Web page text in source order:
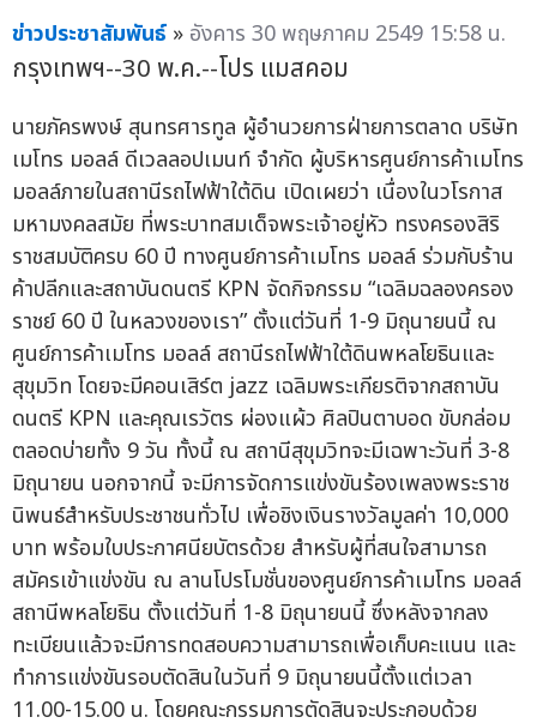
ข่าวประชาสัมพันธ์ » อังคาร 30 พฤษภาคม 2549 15:58 น.
กรุงเทพฯ--30 พ.ค.--โปร แมสคอม
นายภัครพงษ์ สุนทรศารทูล ผู้อำนวยการฝ่ายการตลาด บริษัท
เมโทร มอลล์ ดีเวลลอปเมนท์ จำกัด ผู้บริหารศูนย์การค้าเมโทร
มอลล์ภายในสถานีรถไฟฟ้าใต้ดิน เปิดเผยว่า เนื่องในวโรกาส
มหามงคลสมัย ที่พระบาทสมเด็จพระเจ้าอยู่หัว ทรงครองสิริ
ราชสมบัติครบ 60 ปี ทางศูนย์การค้าเมโทร มอลล์ ร่วมกับร้าน
ค้าปลีกและสถาบันดนตรี KPN จัดกิจกรรม “เฉลิมฉลองครอง
ราชย์ 60 ปี ในหลวงของเรา” ตั้งแต่วันที่ 1-9 มิถุนายนนี้ ณ
ศูนย์การค้าเมโทร มอลล์ สถานีรถไฟฟ้าใต้ดินพหลโยธินและ
สุขุมวิท โดยจะมีคอนเสิร์ต jazz เฉลิมพระเกียรติจากสถาบัน
ดนตรี KPN และคุณเรวัตร ผ่องแผ้ว ศิลปินตาบอด ขับกล่อม
ตลอดบ่ายทั้ง 9 วัน ทั้งนี้ ณ สถานีสุขุมวิทจะมีเฉพาะวันที่ 3-8
มิถุนายน นอกจากนี้ จะมีการจัดการแข่งขันร้องเพลงพระราช
นิพนธ์สำหรับประชาชนทั่วไป เพื่อชิงเงินรางวัลมูลค่า 10,000
บาท พร้อมใบประกาศนียบัตรด้วย สำหรับผู้ที่สนใจสามารถ
สมัครเข้าแข่งขัน ณ ลานโปรโมชั่นของศูนย์การค้าเมโทร มอลล์
สถานีพหลโยธิน ตั้งแต่วันที่ 1-8 มิถุนายนนี้ ซึ่งหลังจากลง
ทะเบียนแล้วจะมีการทดสอบความสามารถเพื่อเก็บคะแนน และ
ทำการแข่งขันรอบตัดสินในวันที่ 9 มิถุนายนนี้ตั้งแต่เวลา
11.00-15.00 น. โดยคณะกรรมการตัดสินจะประกอบด้วย